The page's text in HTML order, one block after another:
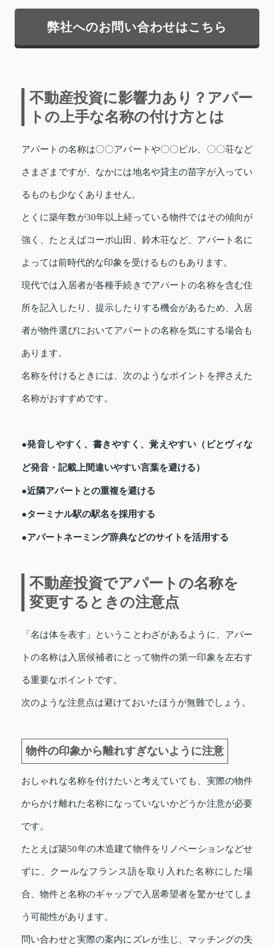
弊社へのお問い合わせはこちら
不動産投資に影響力あり？アパー
トの上手な名称の付け方とは
アパートの名称は〇〇アパートや〇〇ビル、〇〇荘など
さまざまですが、なかには地名や貸主の苗字が入ってい
るものも少なくありません。
とくに築年数が30年以上経っている物件ではその傾向が
強く、たとえばコーポ山田、鈴木荘など、アパート名に
よっては前時代的な印象を受けるものもあります。
現代では入居者が各種手続きでアパートの名称を含む住
所を記入したり、提示したりする機会があるため、入居
者が物件選びにおいてアパートの名称を気にする場合も
あります。
名称を付けるときには、次のようなポイントを押さえた
名称がおすすめです。
●発音しやすく、書きやすく、覚えやすい（ビとヴィな
ど発音・記載上間違いやすい言葉を避ける）
●近隣アパートとの重複を避ける
●ターミナル駅の駅名を採用する
●アパートネーミング辞典などのサイトを活用する
不動産投資でアパートの名称を
変更するときの注意点
「名は体を表す」ということわざがあるように、アパー
トの名称は入居候補者にとって物件の第一印象を左右す
る重要なポイントです。
次のような注意点は避けておいたほうが無難でしょう。
物件の印象から離れすぎないように注意
おしゃれな名称を付けたいと考えていても、実際の物件
からかけ離れた名称になっていないかどうか注意が必要
です。
たとえば築50年の木造建て物件をリノベーションなどせ
ずに、クールなフランス語を取り入れた名称にした場
合、物件と名称のギャップで入居希望者を驚かせてしま
う可能性があります。
問い合わせと実際の案内にズレが生じ、マッチングの失